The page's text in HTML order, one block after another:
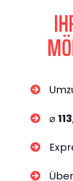
⌀
Über